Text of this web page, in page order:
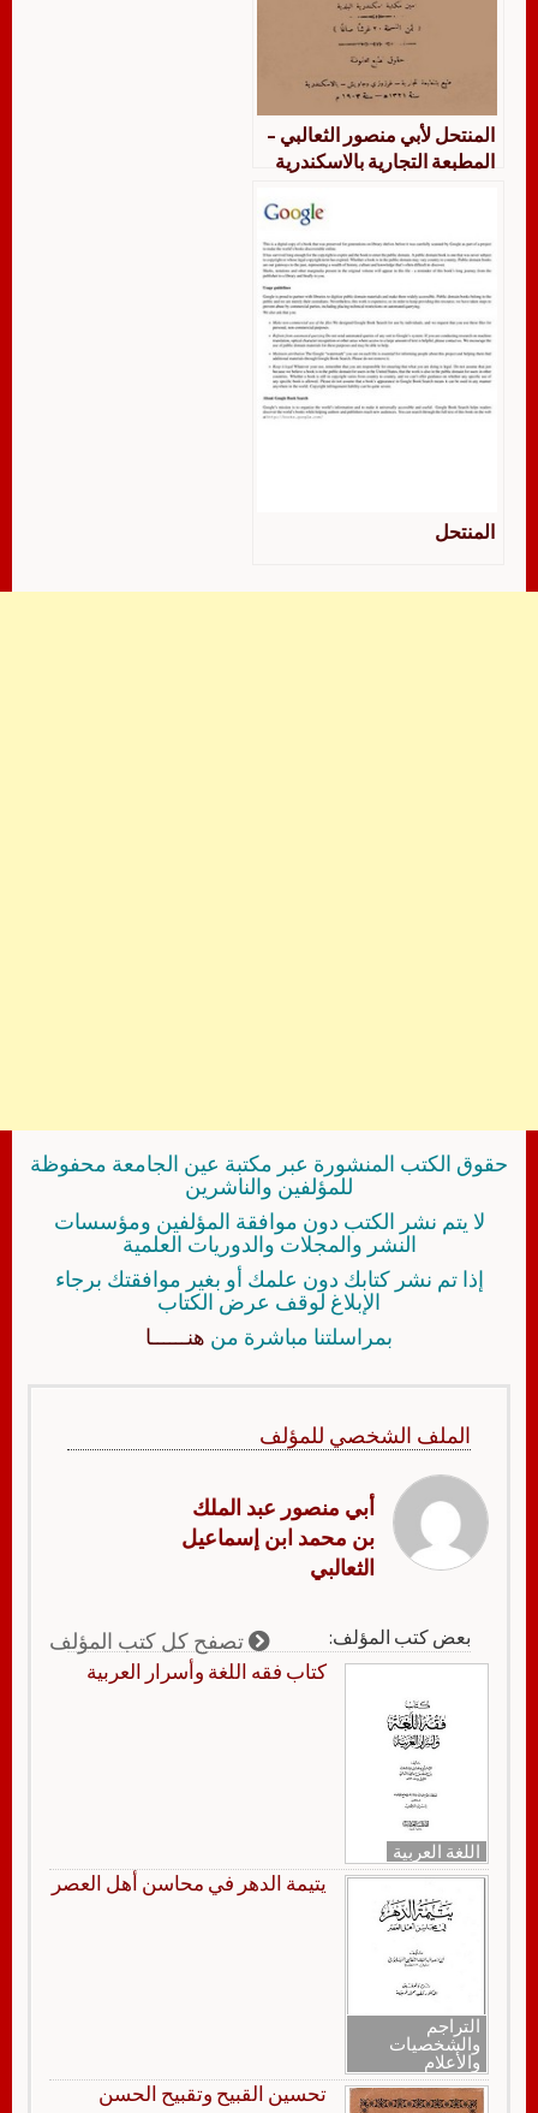
المنتحل لأبي منصور الثعالبي –
المطبعة التجارية بالاسكندرية
المنتحل
حقوق الكتب المنشورة عبر مكتبة عين الجامعة محفوظة
للمؤلفين والناشرين
لا يتم نشر الكتب دون موافقة المؤلفين ومؤسسات
النشر والمجلات والدوريات العلمية
إذا تم نشر كتابك دون علمك أو بغير موافقتك برجاء
الإبلاغ لوقف عرض الكتاب
بمراسلتنا مباشرة من هنــــــا
الملف الشخصي للمؤلف
أبي منصور عبد الملك
بن محمد ابن إسماعيل
الثعالبي
بعض كتب المؤلف: تصفح كل كتب المؤلف
اللغة العربية
كتاب فقه اللغة وأسرار العربية
التراجم
والشخصيات
والأعلام
يتيمة الدهر في محاسن أهل العصر
تحسين القبيح وتقبيح الحسن